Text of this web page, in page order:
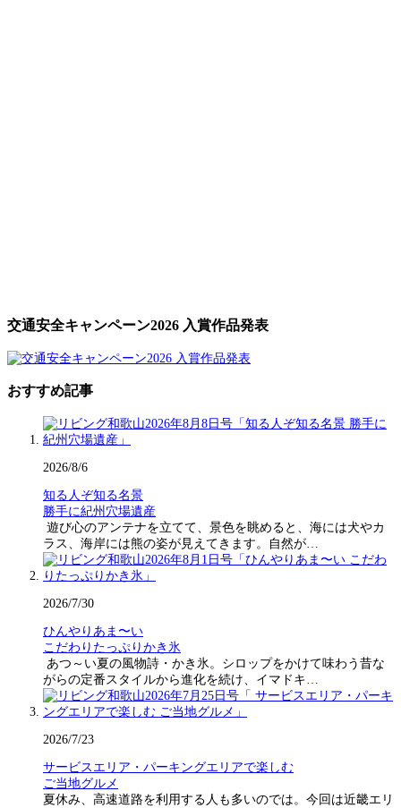
交通安全キャンペーン2026 入賞作品発表
おすすめ記事
2026/8/6
知る人ぞ知る名景
勝手に紀州穴場遺産
遊び心のアンテナを立てて、景色を眺めると、海には犬やカ
ラス、海岸には熊の姿が見えてきます。自然が…
2026/7/30
ひんやりあま〜い
こだわりたっぷりかき氷
あつ～い夏の風物詩・かき氷。シロップをかけて味わう昔な
がらの定番スタイルから進化を続け、イマドキ…
2026/7/23
サービスエリア・パーキングエリアで楽しむ
ご当地グルメ
夏休み、高速道路を利用する人も多いのでは。今回は近畿エリ